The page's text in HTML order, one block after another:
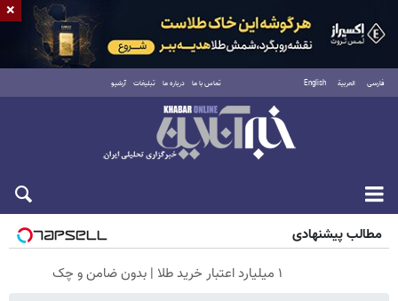
فارسی العربية English تماس با ما درباره ما تبلیغات آرشیو
شنبه ۱۷ مرداد ۱۴۰۵
مطالب پیشنهادی
۱ میلیارد اعتبار خرید طلا | بدون ضامن و چک
×